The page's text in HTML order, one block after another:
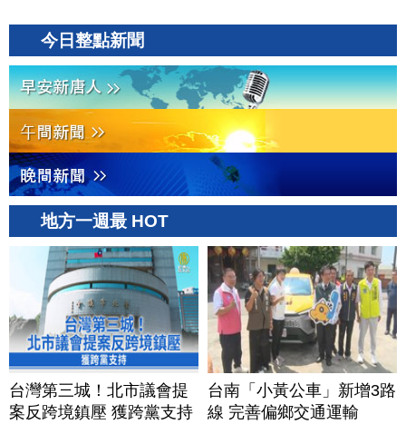
今日整點新聞
地方一週最 HOT
台灣第三城！北市議會提
案反跨境鎮壓 獲跨黨支持
台南「小黃公車」新增3路
線 完善偏鄉交通運輸